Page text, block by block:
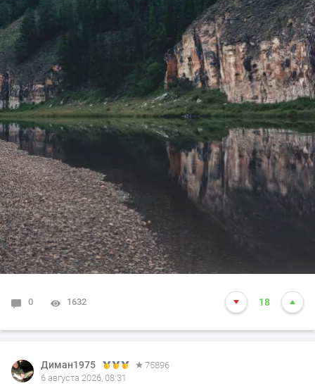
0 1632 18
Диман1975
75896
6 августа 2026, 08:31